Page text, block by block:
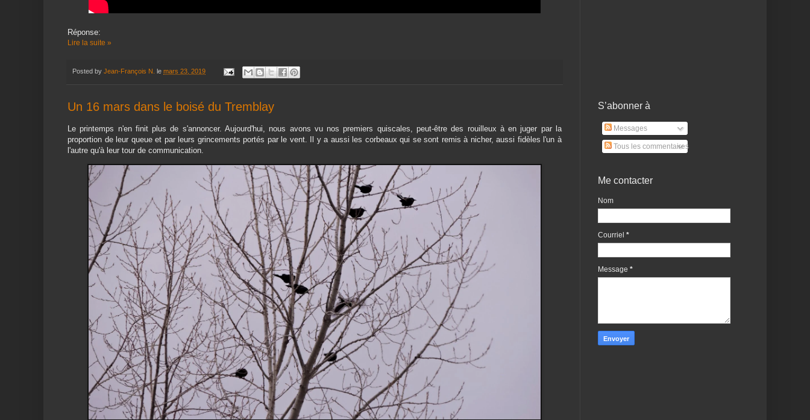
Réponse:
Lire la suite »
Posted by Jean-François N. le mars 23, 2019
Un 16 mars dans le boisé du Tremblay
Le printemps n'en finit plus de s'annoncer. Aujourd'hui, nous avons vu nos premiers quiscales, peut-être des rouilleux à en juger par la
proportion de leur queue et par leurs grincements portés par le vent. Il y a aussi les corbeaux qui se sont remis à nicher, aussi fidèles l'un à
l'autre qu'à leur tour de communication.
S’abonner à
Messages
Tous les commentaires
Me contacter
Nom
Courriel *
Message *